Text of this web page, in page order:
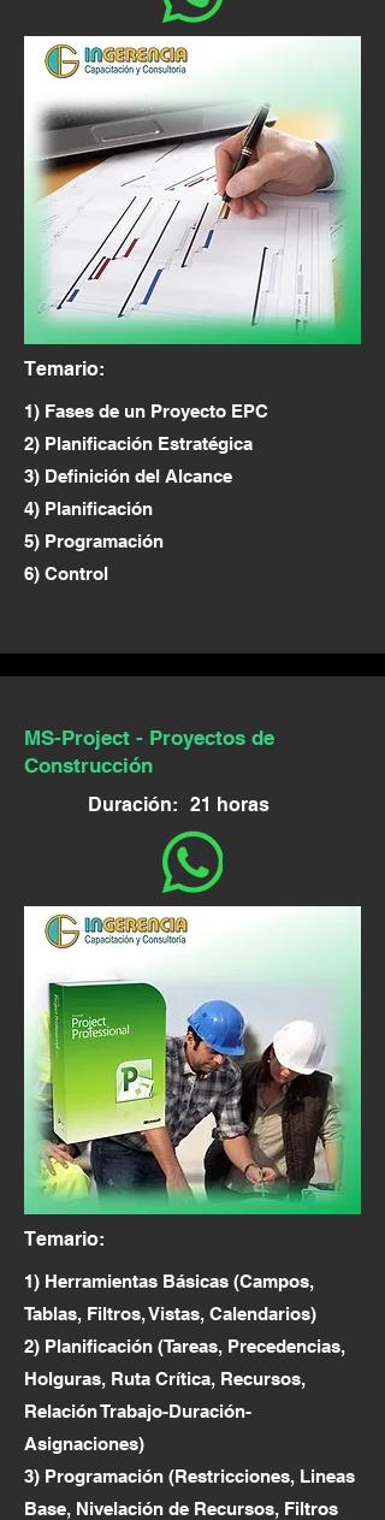
Temario:
1) Fases de un Proyecto EPC
2) Planificación Estratégica
3) Definición del Alcance
4) Planificación
5) Programación
6) Control
MS-Project - Proyectos de
Construcción
Duración: 21 horas
Temario:
1) Herramientas Básicas (Campos,
Tablas, Filtros, Vistas, Calendarios)
2) Planificación (Tareas, Precedencias,
Holguras, Ruta Crítica, Recursos,
Relación Trabajo-Duración-
Asignaciones)
3) Programación (Restricciones, Lineas
Base, Nivelación de Recursos, Filtros